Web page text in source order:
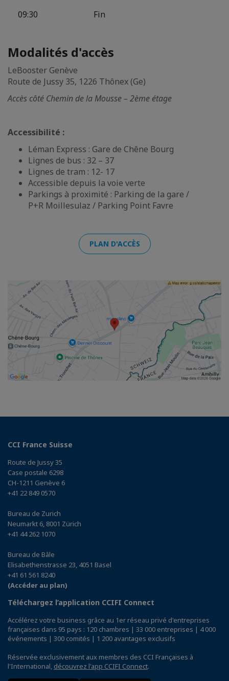
09:30 Fin
Modalités d'accès
LeBooster Genève
Route de Jussy 35, 1226 Thônex (Ge)
Accès côté Chemin de la Mousse – 2ème étage
Accessibilité :
Léman Express : Gare de Chêne Bourg
Lignes de bus : 32 – 37
Lignes de tram : 12- 17
Accessible depuis la voie verte
Parkings à proximité : Parking de la gare /
P+R Moillesulaz / Parking Point Favre
PLAN D'ACCÈS
CCI France Suisse
Route de Jussy 35
Case postale 6298
CH-1211 Genève 6
+41 22 849 0570
Bureau de Zurich
Neumarkt 6, 8001 Zürich
+41 44 262 1070
Bureau de Bâle
Elisabethenstrasse 23, 4051 Basel
+41 61 561 8240
(Accéder au plan)
Téléchargez l’application CCIFI Connect
Accélérez votre business grâce au 1er réseau privé d'entreprises
françaises dans 95 pays : 120 chambres | 33 000 entreprises | 4 000
événements | 300 comités | 1 200 avantages exclusifs
Réservée exclusivement aux membres des CCI Françaises à
l'International, découvrez l'app CCIFI Connect.